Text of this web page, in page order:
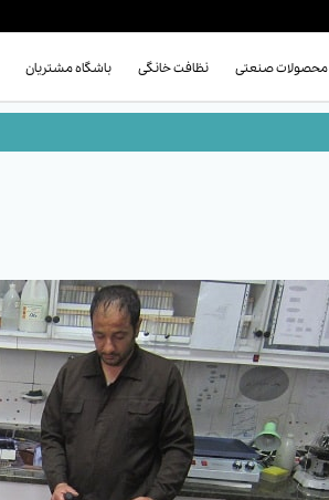
محصولات صنعتی نظافت خانگی باشگاه مشتریان